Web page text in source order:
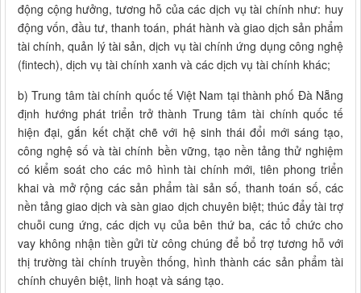
động cộng hưởng, tương hỗ của các dịch vụ tài chính như: huy
động vốn, đầu tư, thanh toán, phát hành và giao dịch sản phẩm
tài chính, quản lý tài sản, dịch vụ tài chính ứng dụng công nghệ
(fintech), dịch vụ tài chính xanh và các dịch vụ tài chính khác;
b) Trung tâm tài chính quốc tế Việt Nam tại thành phố Đà Nẵng
định hướng phát triển trở thành Trung tâm tài chính quốc tế
hiện đại, gắn kết chặt chẽ với hệ sinh thái đổi mới sáng tạo,
công nghệ số và tài chính bền vững, tạo nền tảng thử nghiệm
có kiểm soát cho các mô hình tài chính mới, tiên phong triển
khai và mở rộng các sản phẩm tài sản số, thanh toán số, các
nền tảng giao dịch và sàn giao dịch chuyên biệt; thúc đẩy tài trợ
chuỗi cung ứng, các dịch vụ của bên thứ ba, các tổ chức cho
vay không nhận tiền gửi từ công chúng để bổ trợ tương hỗ với
thị trường tài chính truyền thống, hình thành các sản phẩm tài
chính chuyên biệt, linh hoạt và sáng tạo.